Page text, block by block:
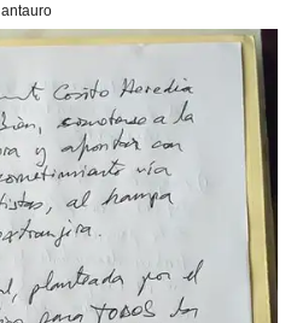
antauro